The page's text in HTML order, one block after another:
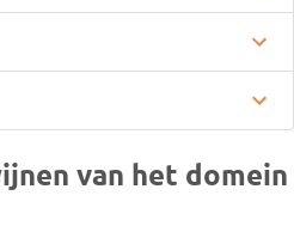
van het domein